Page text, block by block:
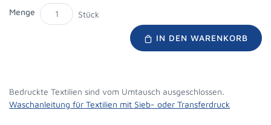
Menge Stück
IN DEN WARENKORB
Bedruckte Textilien sind vom Umtausch ausgeschlossen.
Waschanleitung für Textilien mit Sieb- oder Transferdruck